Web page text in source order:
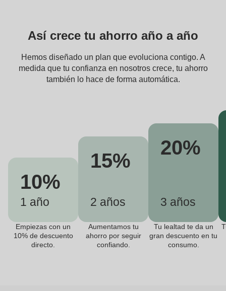
Así crece tu ahorro año a año
Hemos diseñado un plan que evoluciona contigo. A
medida que tu confianza en nosotros crece, tu ahorro
también lo hace de forma automática.
10%
1 año
Empiezas con un
10% de descuento
directo.
15%
2 años
Aumentamos tu
ahorro por seguir
confiando.
20%
3 años
Tu lealtad te da un
gran descuento en tu
consumo.